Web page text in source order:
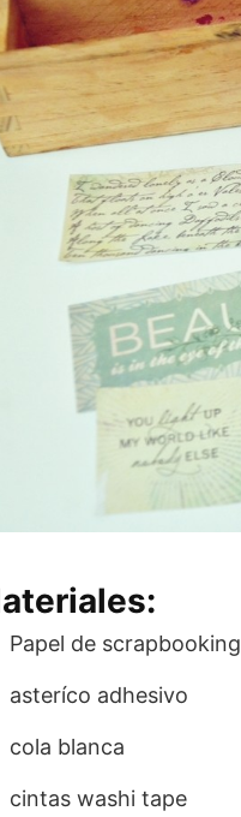
Papel de scrapbooking
asteríco adhesivo
cola blanca
cintas washi tape